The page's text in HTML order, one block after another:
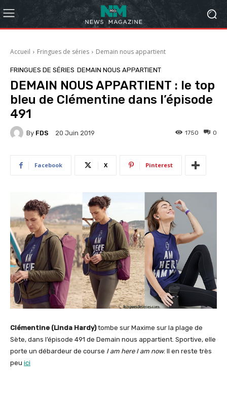
Accueil Fringues de séries Demain nous appartient
FRINGUES DE SÉRIES DEMAIN NOUS APPARTIENT
DEMAIN NOUS APPARTIENT : le top
bleu de Clémentine dans l’épisode
491
By FDS 20 Juin 2019 0
1750
Facebook X Pinterest
Clémentine (Linda Hardy)tombe sur Maxime sur la plage de
Sète, dans l’épisode 491 de Demain nous appartient. Sportive, elle
porte un débardeur de course I am here I am now. Il en reste très
peu ici